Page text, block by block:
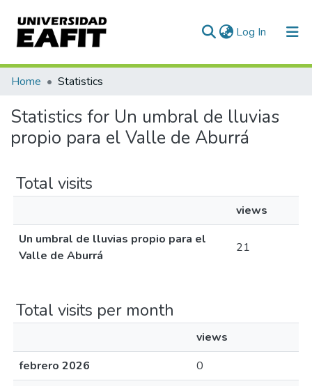
Log In (current)
Communities & Collections
All of DSpace
Home Statistics
Statistics for Un umbral de lluvias
propio para el Valle de Aburrá
Total visits
views
Un umbral de lluvias propio para el
Valle de Aburrá
21
Total visits per month
views
febrero 2026
0